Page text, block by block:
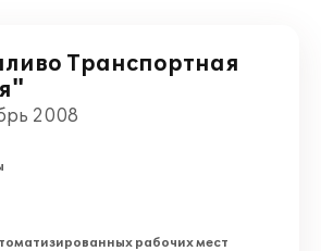
Транспортная
2008
рабочих мест